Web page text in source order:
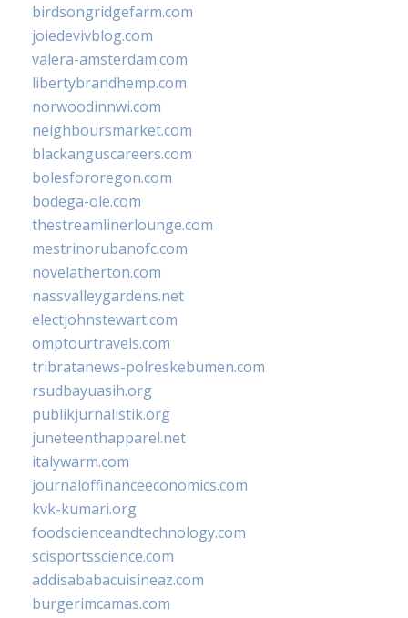
birdsongridgefarm.com
joiedevivblog.com
valera-amsterdam.com
libertybrandhemp.com
norwoodinnwi.com
neighboursmarket.com
blackanguscareers.com
bolesfororegon.com
bodega-ole.com
thestreamlinerlounge.com
mestrinorubanofc.com
novelatherton.com
nassvalleygardens.net
electjohnstewart.com
omptourtravels.com
tribratanews-polreskebumen.com
rsudbayuasih.org
publikjurnalistik.org
juneteenthapparel.net
italywarm.com
journaloffinanceeconomics.com
kvk-kumari.org
foodscienceandtechnology.com
scisportsscience.com
addisababacuisineaz.com
burgerimcamas.com